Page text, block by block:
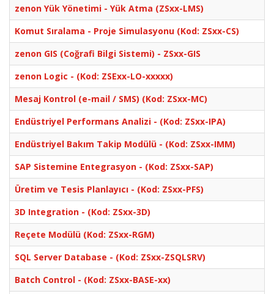
zenon Yük Yönetimi - Yük Atma (ZSxx-LMS)
Komut Sıralama - Proje Simulasyonu (Kod: ZSxx-CS)
zenon GIS (Coğrafi Bilgi Sistemi) - ZSxx-GIS
zenon Logic - (Kod: ZSExx-LO-xxxxx)
Mesaj Kontrol (e-mail / SMS) (Kod: ZSxx-MC)
Endüstriyel Performans Analizi - (Kod: ZSxx-IPA)
Endüstriyel Bakım Takip Modülü - (Kod: ZSxx-IMM)
SAP Sistemine Entegrasyon - (Kod: ZSxx-SAP)
Üretim ve Tesis Planlayıcı - (Kod: ZSxx-PFS)
3D Integration - (Kod: ZSxx-3D)
Reçete Modülü (Kod: ZSxx-RGM)
SQL Server Database - (Kod: ZSxx-ZSQLSRV)
Batch Control - (Kod: ZSxx-BASE-xx)